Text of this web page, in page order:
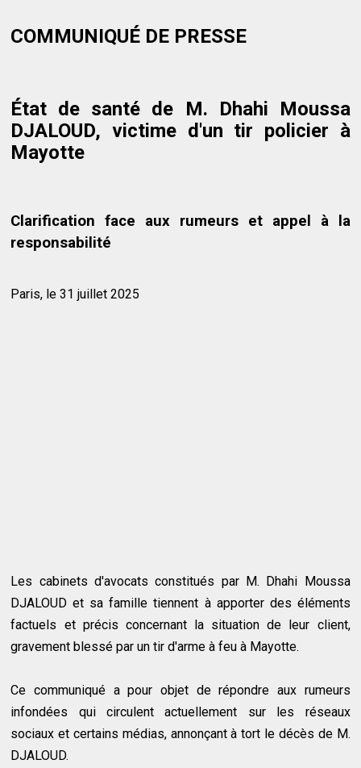
COMMUNIQUÉ DE PRESSE
État de santé de M. Dhahi Moussa
DJALOUD, victime d'un tir policier à
Mayotte
Clarification face aux rumeurs et appel à la
responsabilité
Paris, le 31 juillet 2025
Les cabinets d'avocats constitués par M. Dhahi Moussa
DJALOUD et sa famille tiennent à apporter des éléments
factuels et précis concernant la situation de leur client,
gravement blessé par un tir d'arme à feu à Mayotte.
Ce communiqué a pour objet de répondre aux rumeurs
infondées qui circulent actuellement sur les réseaux
sociaux et certains médias, annonçant à tort le décès de M.
DJALOUD.